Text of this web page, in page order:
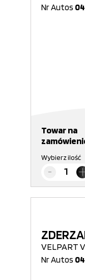
Nr Autos
Towar na
Wybierz ilość
VELPART
Nr Autos